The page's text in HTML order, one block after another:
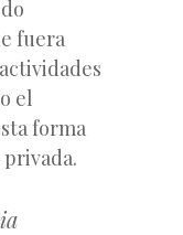
fuera
el
forma